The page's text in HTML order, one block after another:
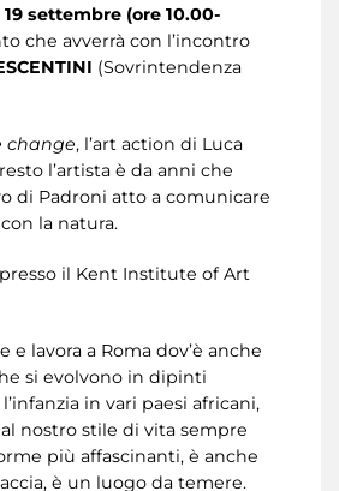
settembre (ore 10.00-
che avverrà con l’incontro
(Sovrintendenza
change, l’art action di Luca
l’artista è da anni che
di Padroni atto a comunicare
la natura.
il Kent Institute of Art
lavora a Roma dov’è anche
si evolvono in dipinti
in vari paesi africani,
nostro stile di vita sempre
più affascinanti, è anche
è un luogo da temere.